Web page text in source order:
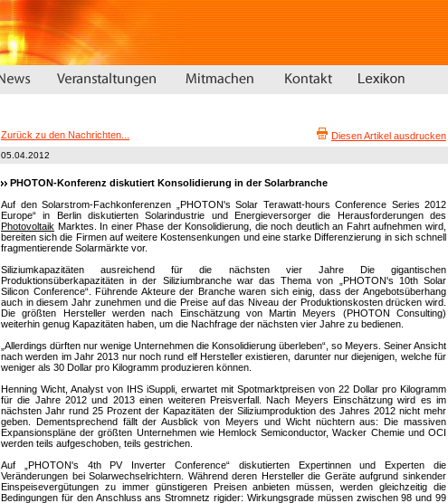
Zurück zu den Nachrichten... Diesen Artikel ausdrucken
05.04.2012
PHOTON-Konferenz diskutiert Konsolidierung in der Solarbranche
Auf den Solarstrom-Fachkonferenzen „PHOTON's Solar Terawatt-hours Conference Series 2012
Europe“ in Berlin diskutierten Solarindustrie und Energieversorger die Herausforderungen des
Photovoltaik Marktes. In einer Phase der Konsolidierung, die noch deutlich an Fahrt aufnehmen wird,
bereiten sich die Firmen auf weitere Kostensenkungen und eine starke Differenzierung in sich schnell
fragmentierende Solarmärkte vor.
Siliziumkapazitäten ausreichend für die nächsten vier Jahre Die gigantischen
Produktionsüberkapazitäten in der Siliziumbranche war das Thema von „PHOTON's 10th Solar
Silicon Conference“. Führende Akteure der Branche waren sich einig, dass der Angebotsüberhang
auch in diesem Jahr zunehmen und die Preise auf das Niveau der Produktionskosten drücken wird.
Die größten Hersteller werden nach Einschätzung von Martin Meyers (PHOTON Consulting)
weiterhin genug Kapazitäten haben, um die Nachfrage der nächsten vier Jahre zu bedienen.
„Allerdings dürften nur wenige Unternehmen die Konsolidierung überleben“, so Meyers. Seiner Ansicht
nach werden im Jahr 2013 nur noch rund elf Hersteller existieren, darunter nur diejenigen, welche für
weniger als 30 Dollar pro Kilogramm produzieren können.
Henning Wicht, Analyst von IHS iSuppli, erwartet mit Spotmarktpreisen von 22 Dollar pro Kilogramm
für die Jahre 2012 und 2013 einen weiteren Preisverfall. Nach Meyers Einschätzung wird es im
nächsten Jahr rund 25 Prozent der Kapazitäten der Siliziumproduktion des Jahres 2012 nicht mehr
geben. Dementsprechend fällt der Ausblick von Meyers und Wicht nüchtern aus: Die massiven
Expansionspläne der größten Unternehmen wie Hemlock Semiconductor, Wacker Chemie und OCI
werden teils aufgeschoben, teils gestrichen.
Auf „PHOTON's 4th PV Inverter Conference“ diskutierten Expertinnen und Experten die
Veränderungen bei Solarwechselrichtern. Während deren Hersteller die Geräte aufgrund sinkender
Einspeisevergütungen zu immer günstigeren Preisen anbieten müssen, werden gleichzeitig die
Bedingungen für den Anschluss ans Stromnetz rigider: Wirkungsgrade müssen zwischen 98 und 99